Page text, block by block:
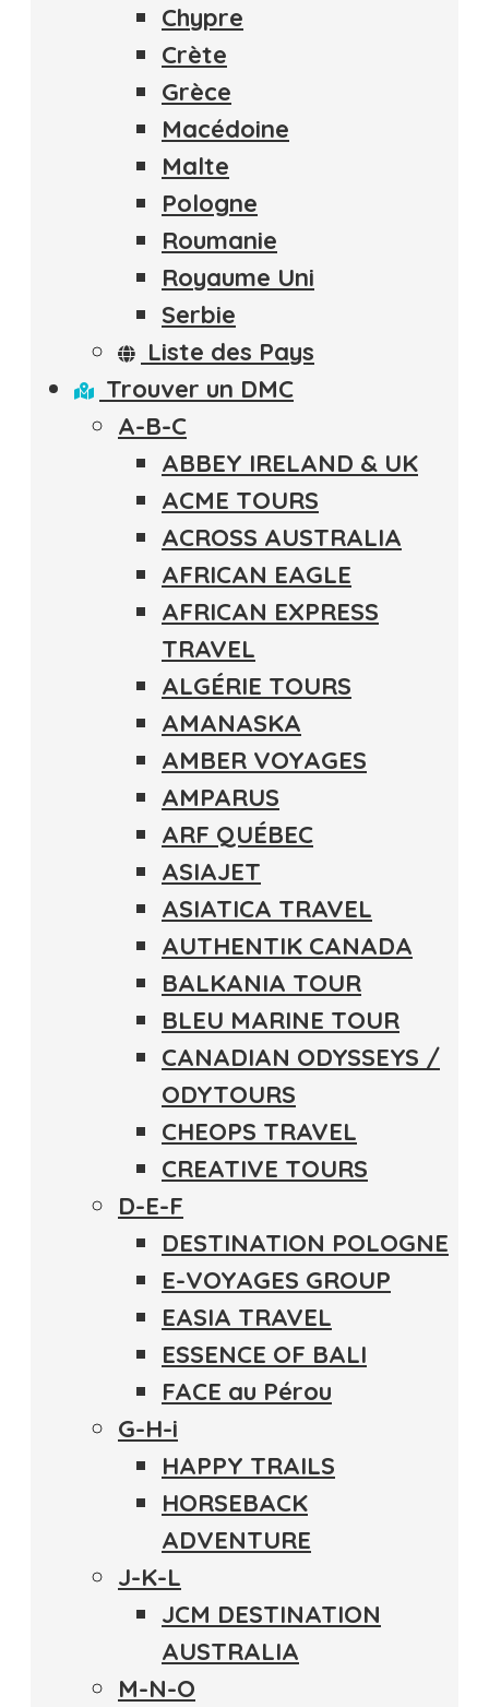
Chypre
Crète
Grèce
Macédoine
Malte
Pologne
Roumanie
Royaume Uni
Serbie
Liste des Pays
Trouver un DMC
A-B-C
ABBEY IRELAND & UK
ACME TOURS
ACROSS AUSTRALIA
AFRICAN EAGLE
AFRICAN EXPRESS
TRAVEL
ALGÉRIE TOURS
AMANASKA
AMBER VOYAGES
AMPARUS
ARF QUÉBEC
ASIAJET
ASIATICA TRAVEL
AUTHENTIK CANADA
BALKANIA TOUR
BLEU MARINE TOUR
CANADIAN ODYSSEYS /
ODYTOURS
CHEOPS TRAVEL
CREATIVE TOURS
D-E-F
DESTINATION POLOGNE
E-VOYAGES GROUP
EASIA TRAVEL
ESSENCE OF BALI
FACE au Pérou
G-H-i
HAPPY TRAILS
HORSEBACK
ADVENTURE
J-K-L
JCM DESTINATION
AUSTRALIA
M-N-O